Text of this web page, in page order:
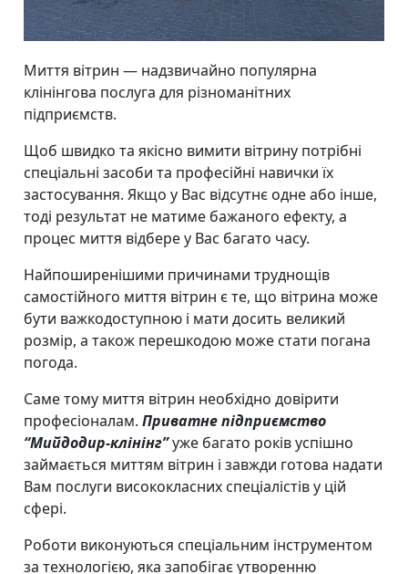
Миття вітрин — надзвичайно популярна
клінінгова послуга для різноманітних
підприємств.
Щоб швидко та якісно вимити вітрину потрібні
спеціальні засоби та професійні навички їх
застосування. Якщо у Вас відсутнє одне або інше,
тоді результат не матиме бажаного ефекту, а
процес миття відбере у Вас багато часу.
Найпоширенішими причинами труднощів
самостійного миття вітрин є те, що вітрина може
бути важкодоступною і мати досить великий
розмір, а також перешкодою може стати погана
погода.
Саме тому миття вітрин необхідно довірити
професіоналам. Приватне підприємство
“Мийдодир-клінінг”уже багато років успішно
займається миттям вітрин і завжди готова надати
Вам послуги висококласних спеціалістів у цій
сфері.
Роботи виконуються спеціальним інструментом
за технологією, яка запобігає утворенню